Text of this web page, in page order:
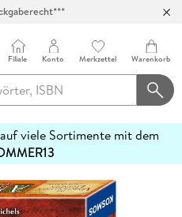
100 Filialen
Filiale Konto Merkzettel Warenkorb
viele Sortimente mit dem